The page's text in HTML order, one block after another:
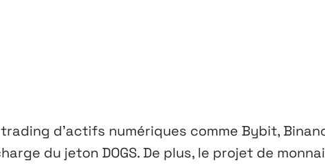
d’actifs numériques comme Bybit,
du jeton DOGS. De plus, le projet de